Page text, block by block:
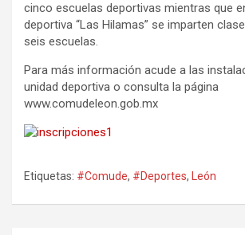
cinco escuelas deportivas mientras que
deportiva “Las Hilamas” se imparten
seis escuelas.
Para más información acude a las
unidad deportiva o consulta la página
www.comudeleon.gob.mx
Etiquetas: #Comude, #Deportes, León